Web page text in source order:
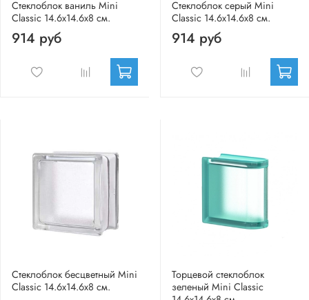
Стеклоблок ваниль Mini
Classic 14.6x14.6x8 см.
914 руб
Стеклоблок серый Mini
Classic 14.6x14.6x8 см.
914 руб
Стеклоблок бесцветный Mini
Classic 14.6x14.6x8 см.
Торцевой стеклоблок
зеленый Mini Classic